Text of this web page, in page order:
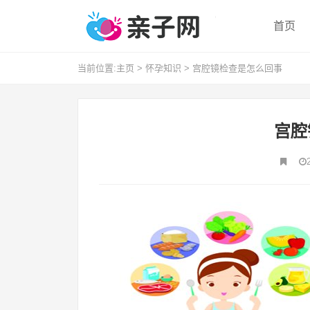
首页
当前位置:主页 > 怀孕知识 > 宫腔镜检查是怎么回事
宫